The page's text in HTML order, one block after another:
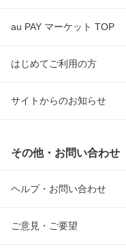
au PAY マーケット TOP
はじめてご利用の方
サイトからのお知らせ
その他・お問い合わせ
ヘルプ・お問い合わせ
ご意見・ご要望